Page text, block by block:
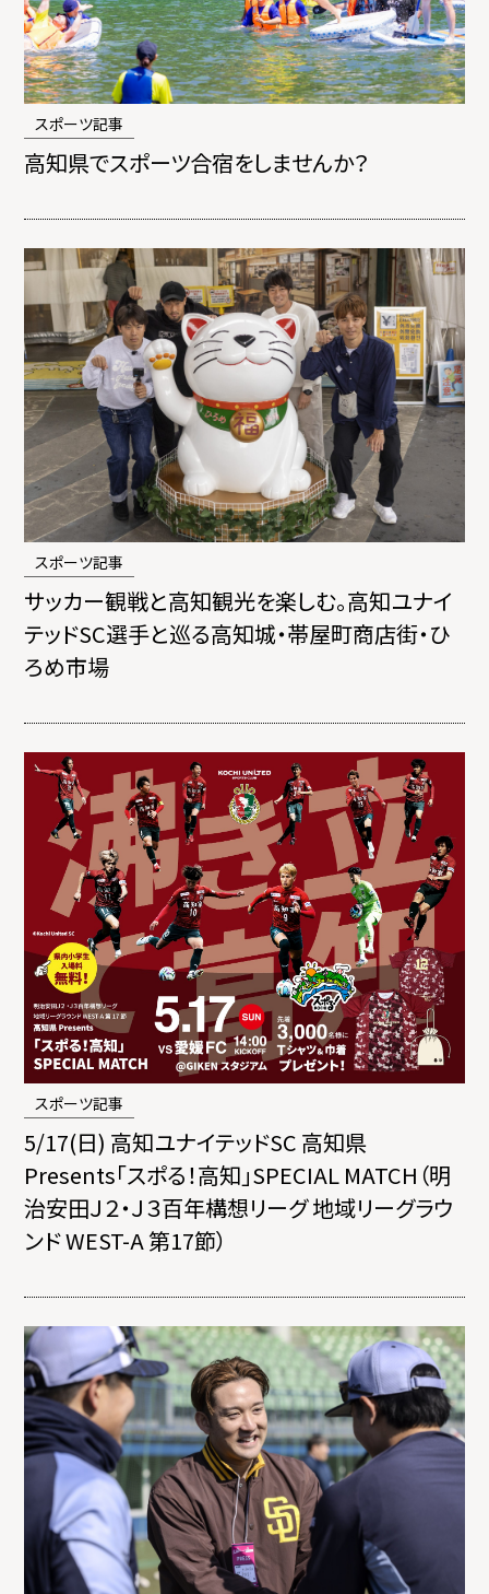
スポーツ記事
高知県でスポーツ合宿をしませんか？
スポーツ記事
サッカー観戦と高知観光を楽しむ。高知ユナイ
テッドSC選手と巡る高知城・帯屋町商店街・ひ
ろめ市場
スポーツ記事
5/17(日) 高知ユナイテッドSC 高知県
Presents「スポる！高知」SPECIAL MATCH（明
治安田Ｊ２・Ｊ３百年構想リーグ 地域リーグラウ
ンド WEST-A 第17節）